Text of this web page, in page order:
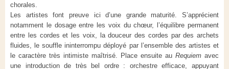
chorales.
Les artistes font preuve ici d’une grande maturité. S’apprécient
notamment le dosage entre les voix du chœur, l’équilibre permanent
entre les cordes et les voix, la douceur des cordes par des archets
fluides, le souffle ininterrompu déployé par l’ensemble des artistes et
le caractère très intimiste maîtrisé. Place ensuite au Requiem avec
une introduction de très bel ordre : orchestre efficace, appuyant